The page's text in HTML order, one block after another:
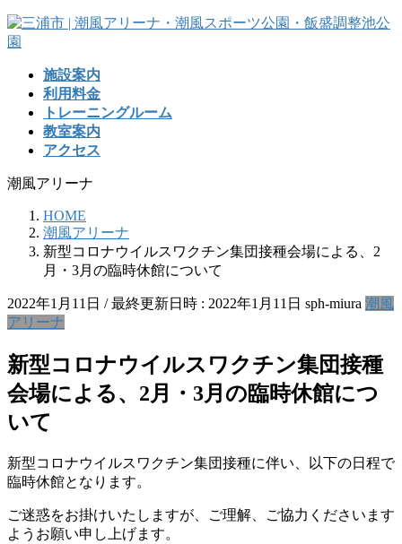
コ
ン
プ
ナ
ビ
動
施設案内
利用料金
トレーニングルーム
教室案内
アクセス
潮風アリーナ
HOME
潮風アリーナ
新型コロナウイルスワクチン集団接種会場による、2
月・3月の臨時休館について
2022年1月11日 / 最終更新日時 : 2022年1月11日 sph-miura 潮風
アリーナ
新型コロナウイルスワクチン集団接種
会場による、2月・3月の臨時休館につ
いて
新型コロナウイルスワクチン集団接種に伴い、以下の日程で
臨時休館となります。
ご迷惑をお掛けいたしますが、ご理解、ご協力くださいます
ようお願い申し上げます。